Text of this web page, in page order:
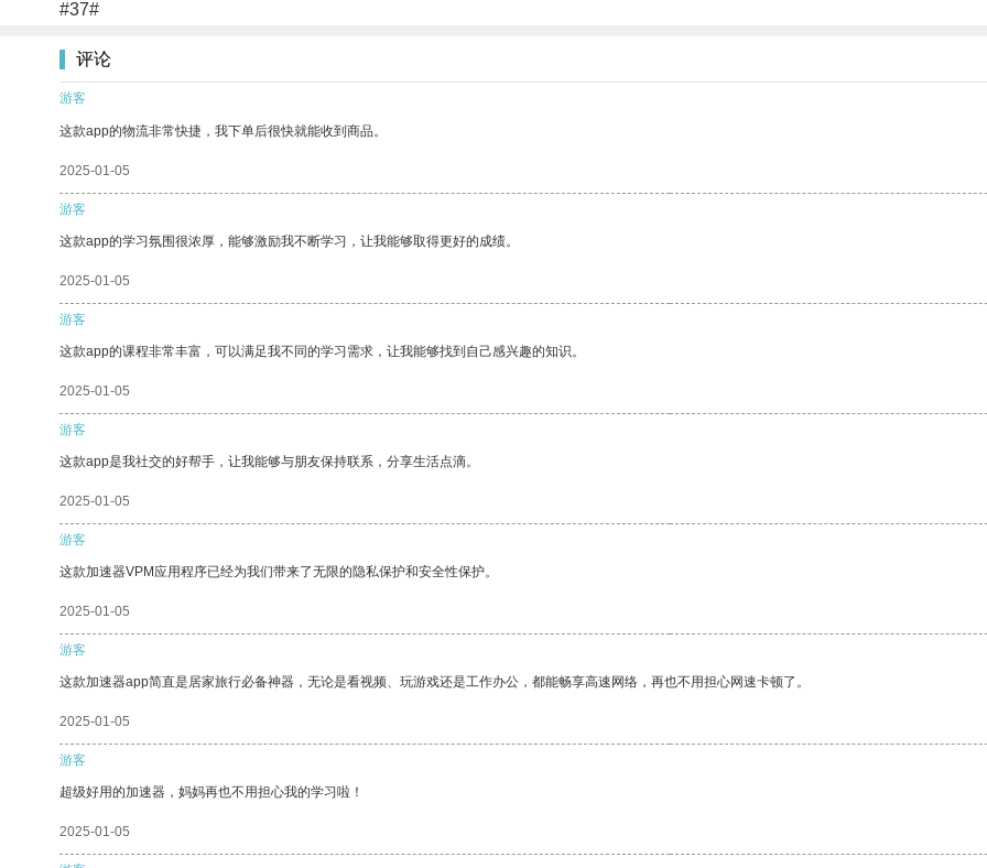
#37#
评论
游客
这款app的物流非常快捷，我下单后很快就能收到商品。
2025-01-05
游客
这款app的学习氛围很浓厚，能够激励我不断学习，让我能够取得更好的成绩。
2025-01-05
游客
这款app的课程非常丰富，可以满足我不同的学习需求，让我能够找到自己感兴趣的知识。
2025-01-05
游客
这款app是我社交的好帮手，让我能够与朋友保持联系，分享生活点滴。
2025-01-05
游客
这款加速器VPM应用程序已经为我们带来了无限的隐私保护和安全性保护。
2025-01-05
游客
这款加速器app简直是居家旅行必备神器，无论是看视频、玩游戏还是工作办公，都能畅享高速网络，再也不用担心网速卡顿了。
2025-01-05
游客
超级好用的加速器，妈妈再也不用担心我的学习啦！
2025-01-05